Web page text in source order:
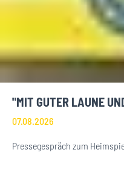
"MIT GUTER LAUNE
07.08.2026
Pressegespräch zum